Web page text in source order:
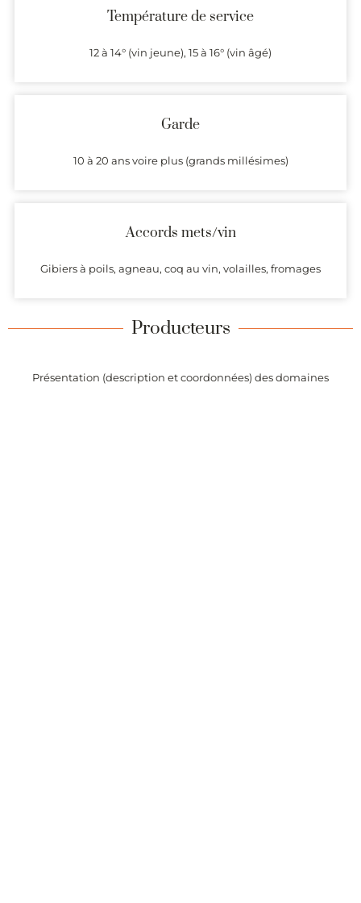
Température de service
12 à 14° (vin jeune), 15 à 16° (vin âgé)
Garde
10 à 20 ans voire plus (grands millésimes)
Accords mets/vin
Gibiers à poils, agneau, coq au vin, volailles, fromages
Producteurs
Présentation (description et coordonnées) des domaines